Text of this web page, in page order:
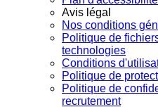
Avis légal
Nos conditions
Politique de
technologies
Conditions
Politique de
Politique de
recrutement